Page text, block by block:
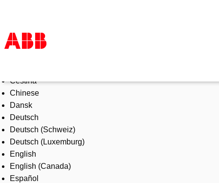
Products & Solutions
Industries
Services
About us
Where to buy
Contact us
Careers
Čeština
Chinese
Dansk
Deutsch
Deutsch (Schweiz)
Deutsch (Luxemburg)
English
English (Canada)
Español